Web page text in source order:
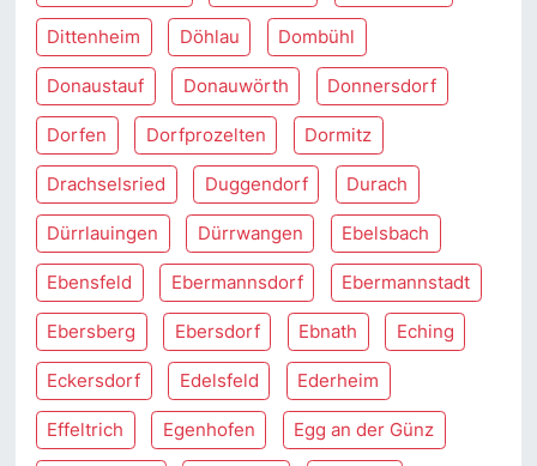
Dittenheim Döhlau Dombühl
Donaustauf Donauwörth Donnersdorf
Dorfen Dorfprozelten Dormitz
Drachselsried Duggendorf Durach
Dürrlauingen Dürrwangen Ebelsbach
Ebensfeld Ebermannsdorf Ebermannstadt
Ebersberg Ebersdorf Ebnath Eching
Eckersdorf Edelsfeld Ederheim
Effeltrich Egenhofen Egg an der Günz